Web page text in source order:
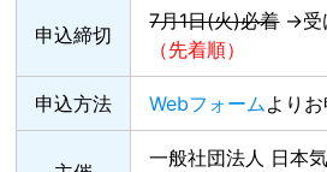
申込締切
7月1日(火)必着→受
（先着順）
申込方法 Webフォームより
一般社団法人 日本